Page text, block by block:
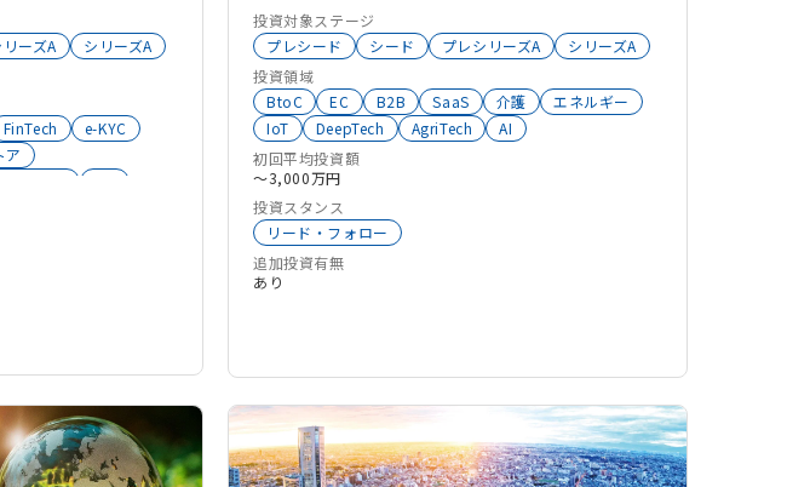
などにより、大きく
十数年後にはどのよ
ません。 私たち
様化するお客さまの
とともに変化し続け
らも、誰にとっても
要とされる新しい便
ーズA
シリーズA
FinTech
e-KYC
ア
けています。
スタートアップ支援
投資対象ステージ
プレシード
シード プレシリーズA
シリーズA
投資領域
BtoC
EC B2B SaaS 介護
エネルギー
IoT
DeepTech AgriTech
AI
初回平均投資額
〜3,000万円
投資スタンス
リード・フォロー
追加投資有無
あり